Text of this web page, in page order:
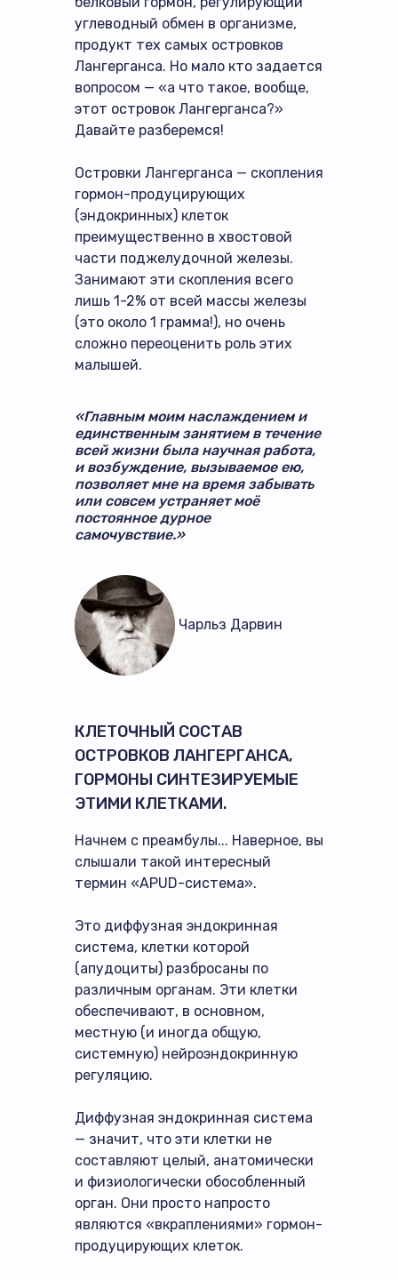
углеводный обмен в организме,
продукт тех самых островков
Лангерганса. Но мало кто задается
вопросом — «а что такое, вообще,
этот островок Лангерганса?»
Давайте разберемся!
Островки Лангерганса — скопления
гормон-продуцирующих
(эндокринных) клеток
преимущественно в хвостовой
части поджелудочной железы.
Занимают эти скопления всего
лишь 1-2% от всей массы железы
(это около 1 грамма!), но очень
сложно переоценить роль этих
малышей.
«Главным моим наслаждением и
единственным занятием в течение
всей жизни была научная работа,
и возбуждение, вызываемое ею,
позволяет мне на время забывать
или совсем устраняет моё
постоянное дурное
самочувствие.»
Чарльз Дарвин
КЛЕТОЧНЫЙ СОСТАВ
ОСТРОВКОВ ЛАНГЕРГАНСА,
ГОРМОНЫ СИНТЕЗИРУЕМЫЕ
ЭТИМИ КЛЕТКАМИ.
Начнем с преамбулы... Наверное, вы
слышали такой интересный
термин «APUD-система».
Это диффузная эндокринная
система, клетки которой
(апудоциты) разбросаны по
различным органам. Эти клетки
обеспечивают, в основном,
местную (и иногда общую,
системную) нейроэндокринную
регуляцию.
Диффузная эндокринная система
— значит, что эти клетки не
составляют целый, анатомически
и физиологически обособленный
орган. Они просто напросто
являются «вкраплениями» гормон-
продуцирующих клеток.